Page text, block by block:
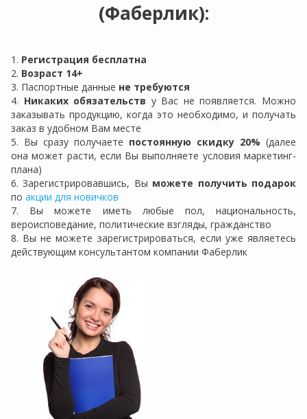
(Фаберлик):
1. Регистрация бесплатна
2. Возраст 14+
3. Паспортные данные не требуются
4. Никаких обязательств у Вас не появляется. Можно
заказывать продукцию, когда это необходимо, и получать
заказ в удобном Вам месте
5. Вы сразу получаете постоянную скидку 20% (далее
она может расти, если Вы выполняете условия маркетинг-
плана)
6. Зарегистрировавшись, Вы можете получить подарок
по акции для новичков
7. Вы можете иметь любые пол, национальность,
вероисповедание, политические взгляды, гражданство
8. Вы не можете зарегистрироваться, если уже являетесь
действующим консультантом компании Фаберлик